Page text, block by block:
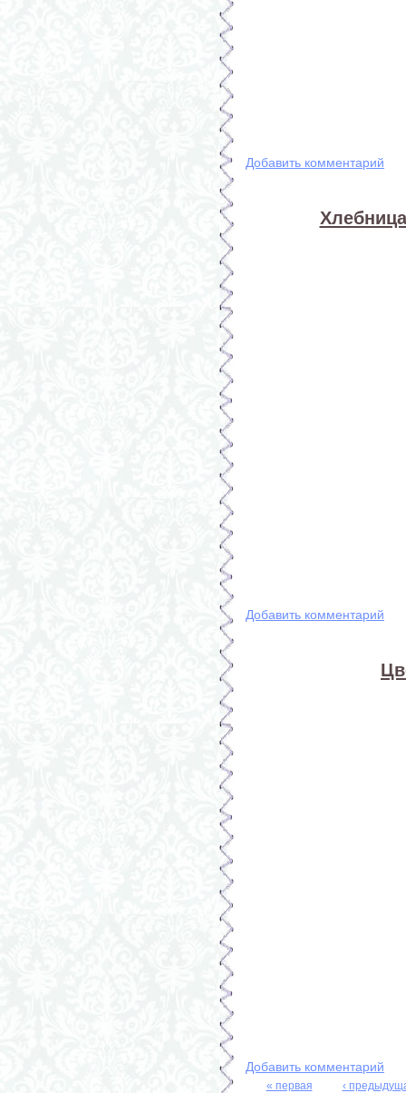
Добавить комментарий
Добавить комментарий
Добавить комментарий
« первая
‹